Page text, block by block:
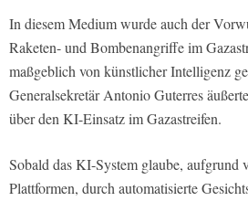
In diesem Medium wurde auch der
Raketen- und Bombenangriffe im
maßgeblich von künstlicher Intelligenz
Generalsekretär Antonio Guterres
über den KI-Einsatz im Gazastreifen.
Sobald das KI-System glaube, aufgrund
Plattformen, durch automatisierte